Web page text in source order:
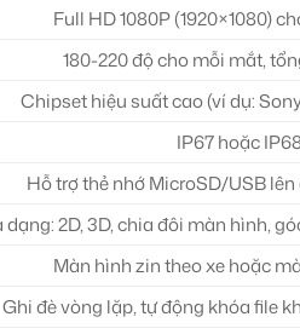
Full HD 1080P (1920×1080)
180-220 độ cho mỗi mắt,
Chipset hiệu suất cao (ví dụ:
IP67 hoặc
Hỗ trợ thẻ nhớ MicroSD/USB
2D, 3D, chia đôi màn hình,
Màn hình zin theo xe hoặc
Ghi đè vòng lặp, tự động khóa file